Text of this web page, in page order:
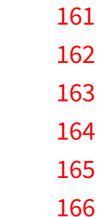
161
162
163
164
165
166